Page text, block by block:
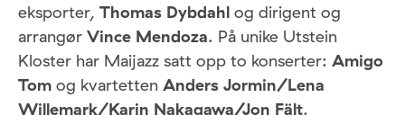
eksporter, Thomas Dybdahl og dirigent og
arrangør Vince Mendoza. På unike Utstein
Kloster har Maijazz satt opp to konserter: Amigo
Tom og kvartetten Anders Jormin/Lena
Willemark/Karin Nakagawa/Jon Fält.